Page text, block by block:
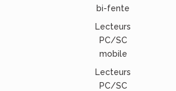
bi-fente
Lecteurs
PC/SC
mobile
Lecteurs
PC/SC